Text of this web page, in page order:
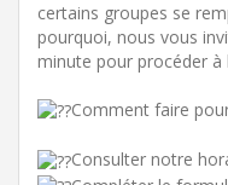
certains groupes se
pourquoi, nous vous
minute pour procéder
Comment faire pour
Consulter notre